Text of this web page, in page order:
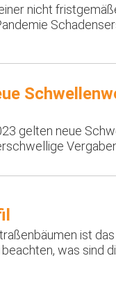
nicht
gelten neue
ist
was sind